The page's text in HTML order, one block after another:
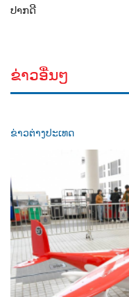
ປາກດີ
ຂ່າວອື່ນໆ
ຂ່າວຕ່າງປະເທດ